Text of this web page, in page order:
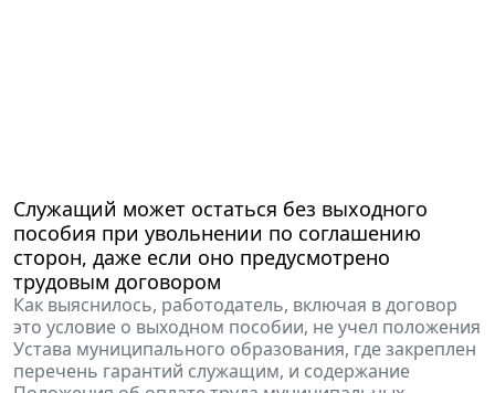
Служащий может остаться без выходного
пособия при увольнении по соглашению
сторон, даже если оно предусмотрено
трудовым договором
Как выяснилось, работодатель, включая в договор
это условие о выходном пособии, не учел положения
Устава муниципального образования, где закреплен
перечень гарантий служащим, и содержание